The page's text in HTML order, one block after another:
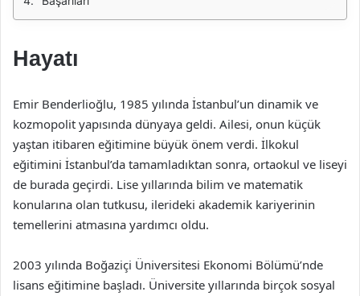
Hayatı
Emir Benderlioğlu, 1985 yılında İstanbul’un dinamik ve
kozmopolit yapısında dünyaya geldi. Ailesi, onun küçük
yaştan itibaren eğitimine büyük önem verdi. İlkokul
eğitimini İstanbul’da tamamladıktan sonra, ortaokul ve liseyi
de burada geçirdi. Lise yıllarında bilim ve matematik
konularına olan tutkusu, ilerideki akademik kariyerinin
temellerini atmasına yardımcı oldu.
2003 yılında Boğaziçi Üniversitesi Ekonomi Bölümü’nde
lisans eğitimine başladı. Üniversite yıllarında birçok sosyal